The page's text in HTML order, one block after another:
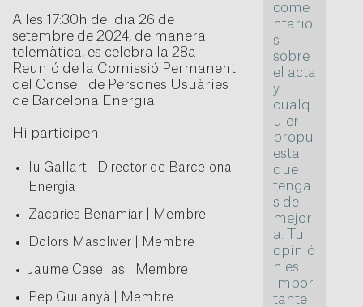
A les 17:30h del dia 26 de
setembre de 2024, de manera
telemàtica, es celebra la 28a
Reunió de la Comissió Permanent
del Consell de Persones Usuàries
de Barcelona Energia.
Hi participen:
Iu Gallart | Director de Barcelona
Energia
Zacaries Benamiar | Membre
Dolors Masoliver | Membre
Jaume Casellas | Membre
Pep Guilanyà | Membre
come
ntario
s
sobre
el acta
y
cualq
uier
propu
esta
que
tenga
s de
mejor
a. Tu
opinió
n es
impor
tante